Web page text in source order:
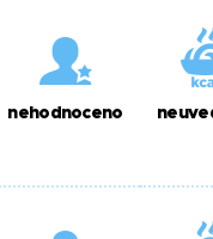
nehodnoceno